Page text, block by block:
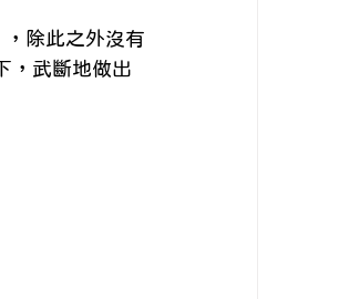
除此之外沒有
，武斷地做出